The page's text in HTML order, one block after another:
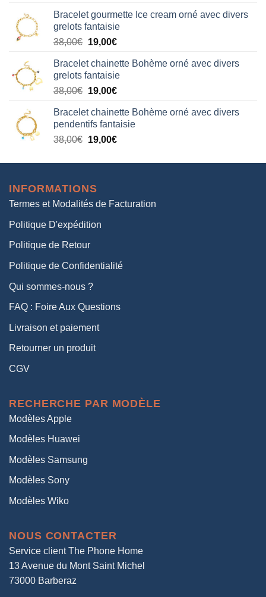
initial
était :
38,00€.
actuel
est :
19,00€.
Bracelet gourmette Ice cream orné avec divers
grelots fantaisie
38,00€ Le
initial
était :
38,00€.
19,00€Le
actuel
est :
19,00€.
Bracelet chainette Bohème orné avec divers
grelots fantaisie
38,00€ Le
initial
était :
38,00€.
19,00€Le
actuel
est :
19,00€.
Bracelet chainette Bohème orné avec divers
pendentifs fantaisie
38,00€ Le
initial
38,00€.
19,00€Le
actuel
INFORMATIONS
Termes et Modalités de Facturation
Politique D'expédition
Politique de Retour
Politique de Confidentialité
Qui sommes-nous ?
FAQ : Foire Aux Questions
Livraison et paiement
Retourner un produit
CGV
RECHERCHE PAR MODÈLE
Modèles Apple
Modèles Huawei
Modèles Samsung
Modèles Sony
Modèles Wiko
NOUS CONTACTER
Service client The Phone Home
13 Avenue du Mont Saint Michel
73000 Barberaz